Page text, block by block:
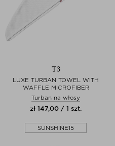
T3
LUXE TURBAN TOWEL WITH
WAFFLE MICROFIBER
Turban na włosy
zł 147,00 / 1 szt.
SUNSHINE15